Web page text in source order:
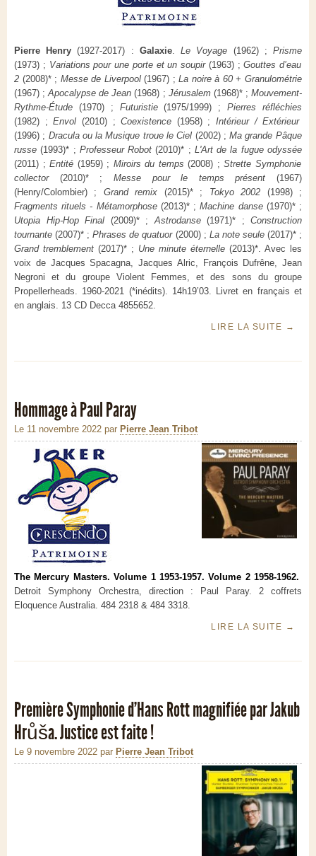
Pierre Henry (1927-2017) : Galaxie.Le Voyage (1962) ;Prisme
(1973) ; Variations pour une porte et un soupir(1963) ;Gouttes d’eau
2 (2008)* ; Messe de Liverpool(1967) ;La noire à 60 + Granulométrie
(1967) ;Apocalypse de Jean (1968) ; Jérusalem(1968)* ; Mouvement-
Rythme-Étude (1970) ; Futuristie(1975/1999) ;Pierres réfléchies
(1982) ;Envol (2010) ;Coexistence (1958) ;Intérieur / Extérieur
(1996) ; Dracula ou la Musique troue le Ciel (2002) ;Ma grande Pâque
russe (1993)* ; Professeur Robot (2010)* ; L'Art de la fugue odyssée
(2011) ; Entité (1959) ; Miroirs du temps (2008) ; Strette Symphonie
collector(2010)* ; Messe pour le temps présent (1967)
(Henry/Colombier) ; Grand remix (2015)* ; Tokyo 2002 (1998) ;
Fragments rituels - Métamorphose(2013)* ;Machine danse(1970)* ;
Utopia Hip-Hop Final (2009)* ; Astrodanse(1971)* ; Construction
tournante (2007)* ;Phrases de quatuor(2000) ; La note seule(2017)* ;
Grand tremblement (2017)* ; Une minute éternelle (2013)*. Avec les
voix de Jacques Spacagna, Jacques Alric, François Dufrêne, Jean
Negroni et du groupe Violent Femmes, et des sons du groupe
Propellerheads. 1960-2021 (*inédits). 14h19’03. Livret en français et
en anglais. 13 CD Decca 4855652.
LIRE LA SUITE →
Hommage à Paul Paray
Le 11 novembre 2022 par Pierre Jean Tribot
The Mercury Masters. Volume 1 1953-1957. Volume 2 1958-1962.
Detroit Symphony Orchestra, direction : Paul Paray. 2 coffrets
Eloquence Australia. 484 2318 & 484 3318.
LIRE LA SUITE →
Première Symphonie d’Hans Rott magnifiée par Jakub
Hrůša. Justice est faite !
Le 9 novembre 2022 par Pierre Jean Tribot